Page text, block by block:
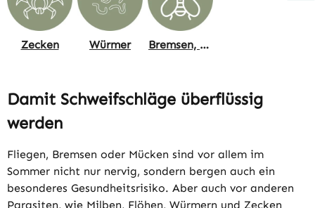
Zecken Würmer Bremsen, Fliegen, Mücken
Damit Schweifschläge überflüssig
werden
Fliegen, Bremsen oder Mücken sind vor allem im
Sommer nicht nur nervig, sondern bergen auch ein
besonderes Gesundheitsrisiko. Aber auch vor anderen
Parasiten, wie Milben, Flöhen, Würmern und Zecken